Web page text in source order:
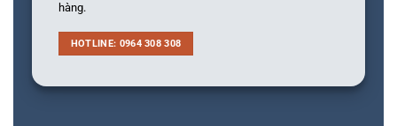
hàng.
HOTLINE: 0964 308 308